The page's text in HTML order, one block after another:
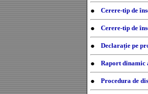
● Cerere-tip de
● Cerere-tip de
● Declarație pe
● Raport dinamic
● Procedura de